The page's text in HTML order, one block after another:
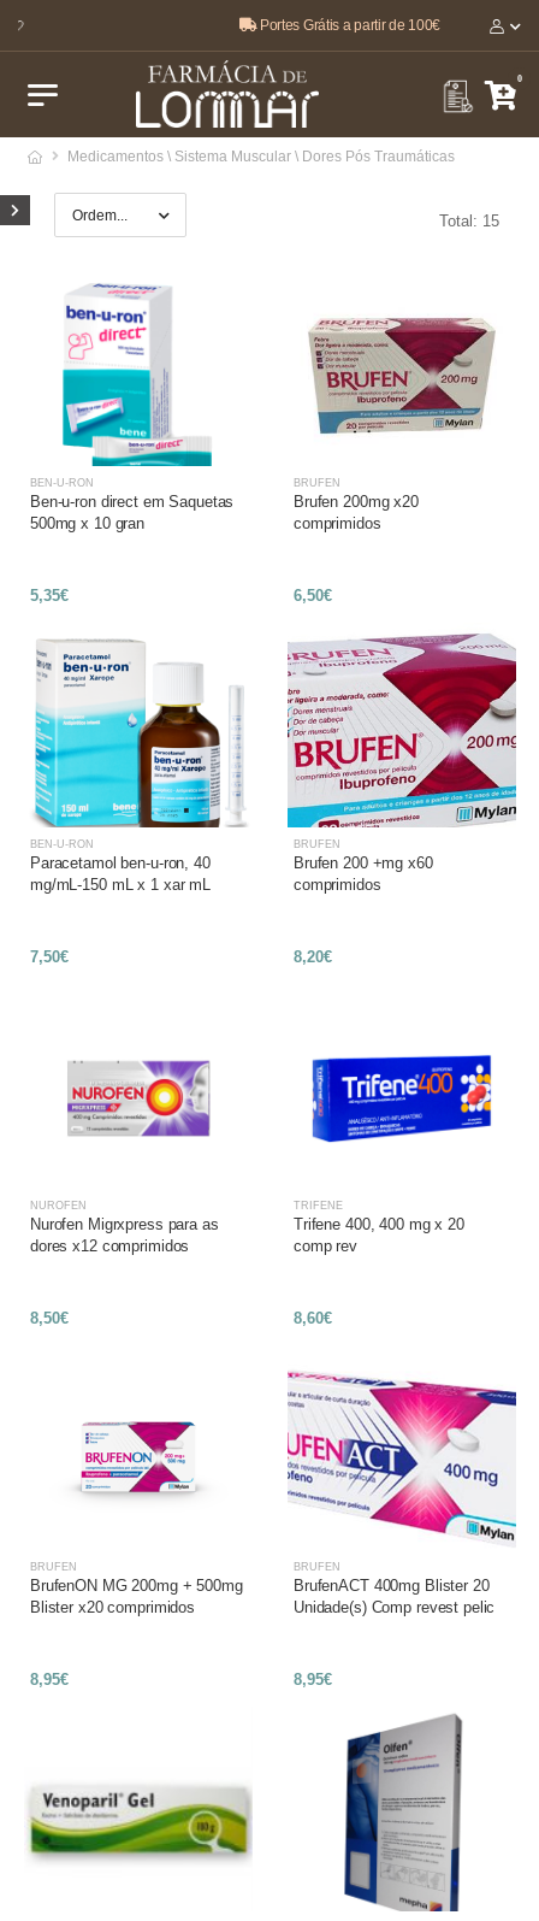
O melhor, pela sua saúde e bem-estar 🤍
Portes Grátis a partir de 100€
0
Medicamentos \ Sistema Muscular \ Dores Pós Traumáticas
Total: 15
BEN-U-RON
Ben-u-ron direct em Saquetas
500mg x 10 gran
5,35€
BRUFEN
Brufen 200mg x20
comprimidos
6,50€
BEN-U-RON
Paracetamol ben-u-ron, 40
mg/mL-150 mL x 1 xar mL
7,50€
BRUFEN
Brufen 200 +mg x60
comprimidos
8,20€
NUROFEN
Nurofen Migrxpress para as
dores x12 comprimidos
8,50€
TRIFENE
Trifene 400, 400 mg x 20
comp rev
8,60€
BRUFEN
BrufenON MG 200mg + 500mg
Blister x20 comprimidos
8,95€
BRUFEN
BrufenACT 400mg Blister 20
Unidade(s) Comp revest pelic
8,95€